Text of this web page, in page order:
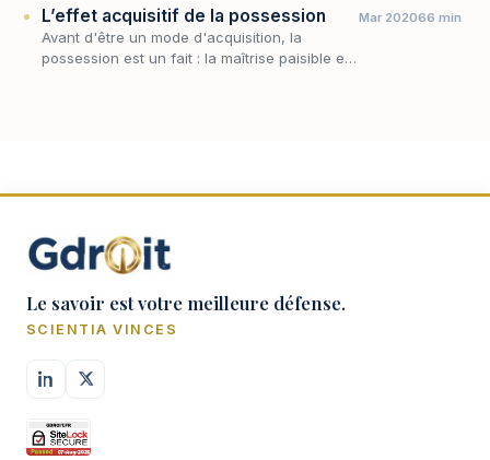
L’effet acquisitif de la possession
Avant d'être un mode d'acquisition, la
possession est un fait : la maîtrise paisible et
Mar 202066 min
Le savoir est votre meilleure défense.
SCIENTIA VINCES